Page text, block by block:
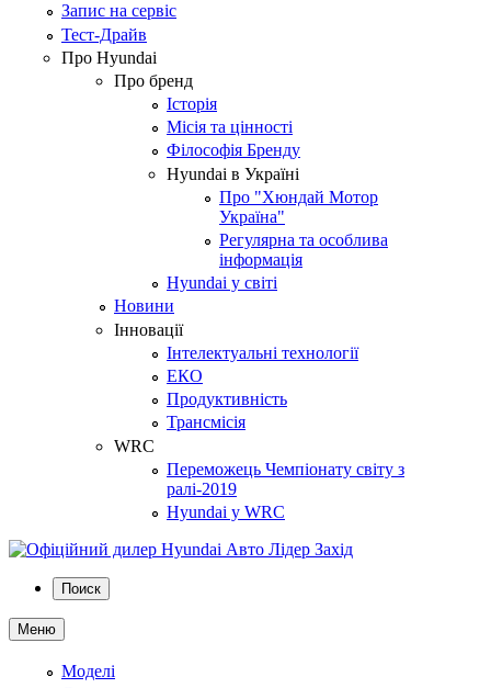
Запис на сервіс
Тест-Драйв
Про Hyundai
Про бренд
Історія
Місія та цінності
Філософія Бренду
Hyundai в Україні
Про "Хюндай Мотор
Україна"
Регулярна та особлива
інформація
Hyundai у світі
Новини
Інновації
Інтелектуальні технології
ЕКО
Продуктивність
Трансмісія
WRC
Переможець Чемпіонату світу з
ралі-2019
Hyundai у WRC
Поиск
Меню
Моделі